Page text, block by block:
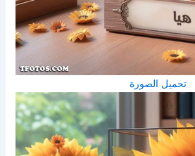
تحميل الصورة